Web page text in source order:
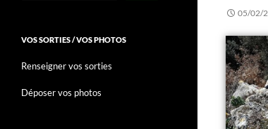
05/02/
VOS SORTIES / VOS PHOTOS
Renseigner vos sorties
Déposer vos photos